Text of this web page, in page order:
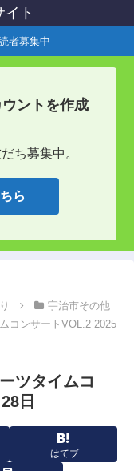
ト
者募集中
ントを作成
ち募集中。
ら
宇治市その他
コンサートVOL.2 2025
ツタイムコ
日
はてブ